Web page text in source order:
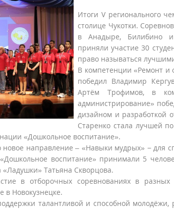
Итоги V регионального
столице Чукотки.
в Анадыре, Билибино и
приняли участие 30
право называться
В компетенции «Ремонт и
победил Владимир
Артём Трофимов, в
администрирование»
дизайном и разработкой
Старенко стала лучшей
«Дошкольное воспитание».
направление – «Навыки мудрых» − для
воспитание» принимали 5
«Ладушки» Татьяна Скворцова.
в отборочных соревнованиях в
в Новокузнецке.
талантливой и способной